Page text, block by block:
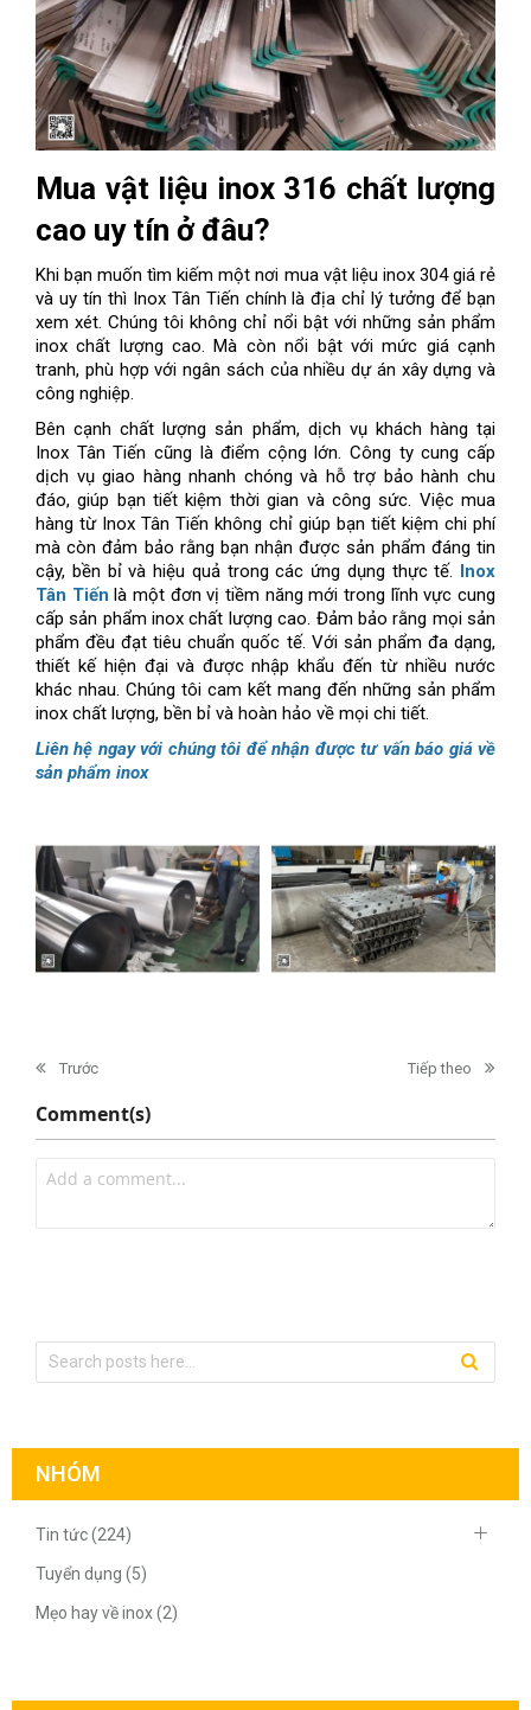
Mua vật liệu inox 316 chất lượng
cao uy tín ở đâu?
Khi bạn muốn tìm kiếm một nơi mua vật liệu inox 304 giá rẻ
và uy tín thì Inox Tân Tiến chính là địa chỉ lý tưởng để bạn
xem xét. Chúng tôi không chỉ nổi bật với những sản phẩm
inox chất lượng cao. Mà còn nổi bật với mức giá cạnh
tranh, phù hợp với ngân sách của nhiều dự án xây dựng và
công nghiệp.
Bên cạnh chất lượng sản phẩm, dịch vụ khách hàng tại
Inox Tân Tiến cũng là điểm cộng lớn. Công ty cung cấp
dịch vụ giao hàng nhanh chóng và hỗ trợ bảo hành chu
đáo, giúp bạn tiết kiệm thời gian và công sức. Việc mua
hàng từ Inox Tân Tiến không chỉ giúp bạn tiết kiệm chi phí
mà còn đảm bảo rằng bạn nhận được sản phẩm đáng tin
cậy, bền bỉ và hiệu quả trong các ứng dụng thực tế. Inox
Tân Tiến là một đơn vị tiềm năng mới trong lĩnh vực cung
cấp sản phẩm inox chất lượng cao. Đảm bảo rằng mọi sản
phẩm đều đạt tiêu chuẩn quốc tế. Với sản phẩm đa dạng,
thiết kế hiện đại và được nhập khẩu đến từ nhiều nước
khác nhau. Chúng tôi cam kết mang đến những sản phẩm
inox chất lượng, bền bỉ và hoàn hảo về mọi chi tiết.
Liên hệ ngay với chúng tôi để nhận được tư vấn báo giá về
sản phẩm inox
Trước Tiếp theo
Comment(s)
NHÓM
Tin tức (224)
Tuyển dụng (5)
Mẹo hay về inox (2)